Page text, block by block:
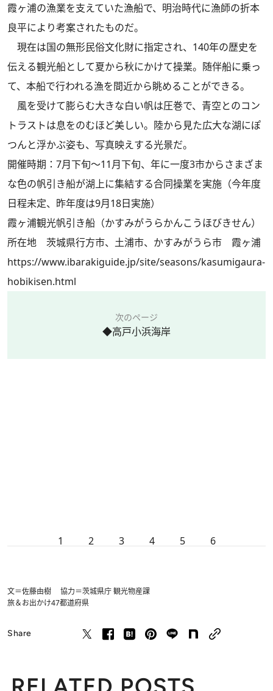
霞ヶ浦の漁業を支えていた漁船で、明治時代に漁師の折本
良平により考案されたものだ。
現在は国の無形民俗文化財に指定され、140年の歴史を
伝える観光船として夏から秋にかけて操業。随伴船に乗っ
て、本船で行われる漁を間近から眺めることができる。
風を受けて膨らむ大きな白い帆は圧巻で、青空とのコン
トラストは息をのむほど美しい。陸から見た広大な湖にぽ
つんと浮かぶ姿も、写真映えする光景だ。
開催時期：7月下旬～11月下旬、年に一度3市からさまざま
な色の帆引き船が湖上に集結する合同操業を実施（今年度
日程未定、昨年度は9月18日実施）
霞ヶ浦観光帆引き船（かすみがうらかんこうほびきせん）
所在地 茨城県行方市、土浦市、かすみがうら市 霞ヶ浦
https://www.ibarakiguide.jp/site/seasons/kasumigaura-
hobikisen.html
次のページ
◆高戸小浜海岸
1 2 3 4 5 6
文＝佐藤由樹 協力＝茨城県庁 観光物産課
旅＆お出かけ47都道府県
Share